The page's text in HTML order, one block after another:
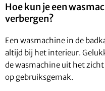
Hoe kun je een
verbergen?
Een wasmachine in de
altijd bij het interieur.
de wasmachine uit het
op gebruiksgemak.